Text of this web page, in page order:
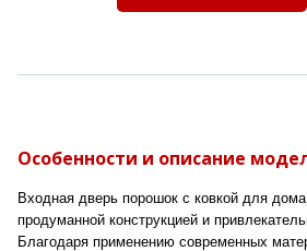
Особенности и описание
Входная дверь порошок с ковкой для
продуманной конструкцией и
Благодаря применению современных